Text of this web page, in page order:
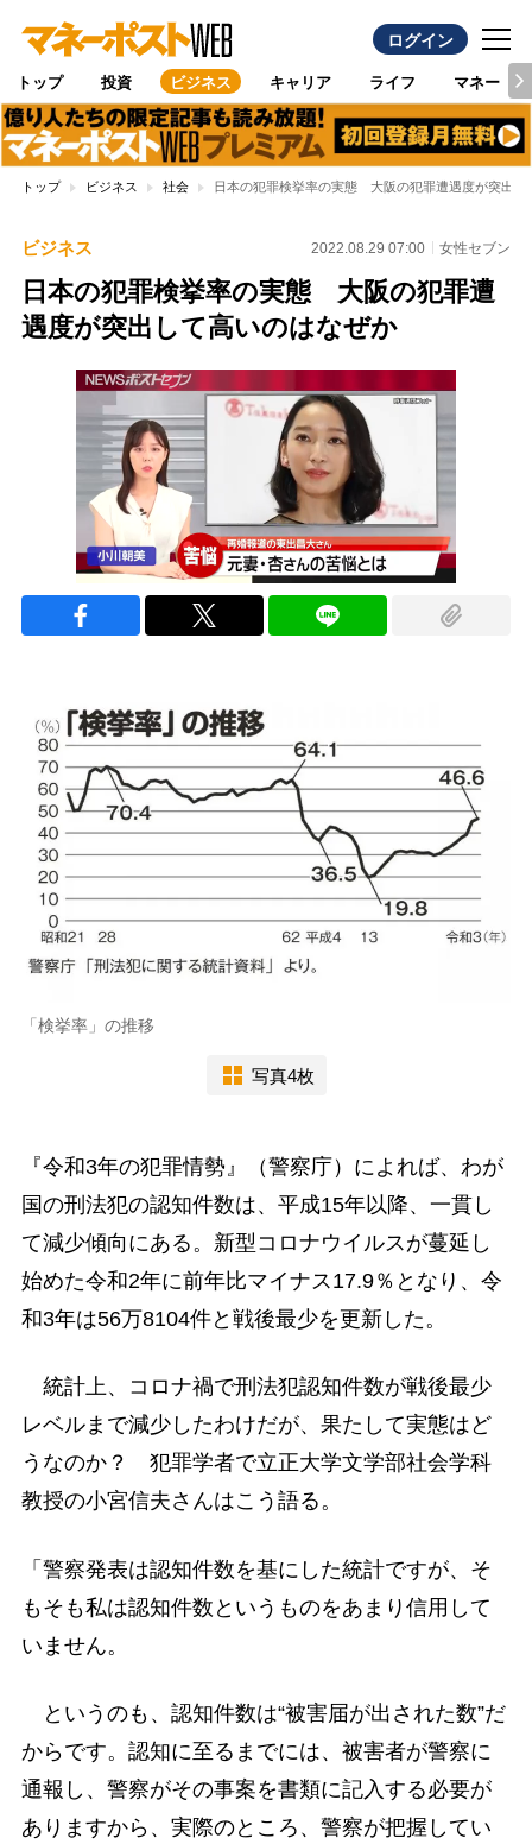
ログイン
トップ 投資 ビジネス キャリア ライフ マネー
トップ ビジネス 社会 日本の犯罪検挙率の実態 大阪の犯罪遭遇度が突出し
ビジネス 2022.08.29 07:00 女性セブン
日本の犯罪検挙率の実態 大阪の犯罪遭
遇度が突出して高いのはなぜか
「検挙率」の推移
写真4枚
『令和3年の犯罪情勢』（警察庁）によれば、わが
国の刑法犯の認知件数は、平成15年以降、一貫し
て減少傾向にある。新型コロナウイルスが蔓延し
始めた令和2年に前年比マイナス17.9％となり、令
和3年は56万8104件と戦後最少を更新した。
統計上、コロナ禍で刑法犯認知件数が戦後最少
レベルまで減少したわけだが、果たして実態はど
うなのか？ 犯罪学者で立正大学文学部社会学科
教授の小宮信夫さんはこう語る。
「警察発表は認知件数を基にした統計ですが、そ
もそも私は認知件数というものをあまり信用して
いません。
というのも、認知件数は“被害届が出された数”だ
からです。認知に至るまでには、被害者が警察に
通報し、警察がその事案を書類に記入する必要が
ありますから、実際のところ、警察が把握してい